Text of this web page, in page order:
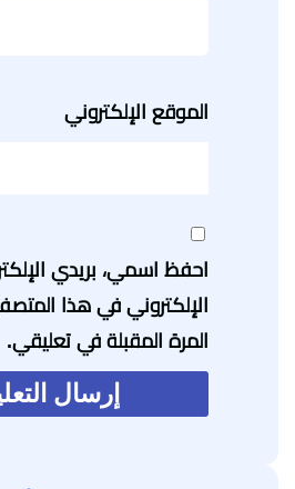
الموقع الإلكتروني
احفظ اسمي، بريدي
الإلكتروني في هذا
المرة المقبلة في تعليقي.